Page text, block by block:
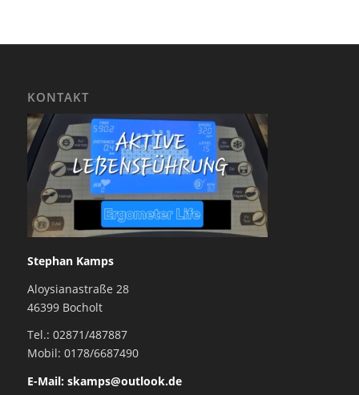
KONTAKT
Stephan Kamps
Aloysianastraße 28
46399 Bocholt
Tel.: 02871/487887
Mobil: 0178/6687490
E-Mail: skamps@outlook.de